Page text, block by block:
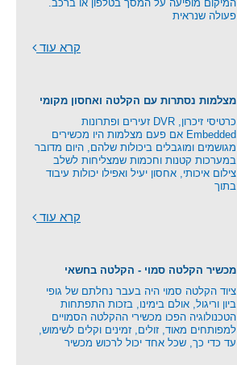
המיקום מופיעה על המסך בטלפון או ברכב.
פעולה שנראית
קרא עוד
מצלמות נסתרות עם הקלטה ואחסון מקומי
כרטיסי זיכרון, DVR זעירים ופתרונות
Embedded אם פעם מצלמות היו מכשירים
מגושמים ומוגבלים ביכולות שלהם, היום מדובר
במערכות קטנות וחכמות שמצליחות לשלב
צילום איכותי, אחסון יעיל ואפילו יכולות עיבוד
בתוך
קרא עוד
מכשיר הקלטה סמוי - הקלטה בחשאי
ציוד הקלטה סמוי היה בעבר נחלתם של גופי
ביון וריגול, אולם בימינו, בזכות התפתחות
הטכנולוגיה הפכו מכשירי ההקלטה הסמויים
למפותחים מאוד, זולים, זמינים וקלים לשימוש,
עד כדי כך, שכל אחד יכול לרכוש מכשיר